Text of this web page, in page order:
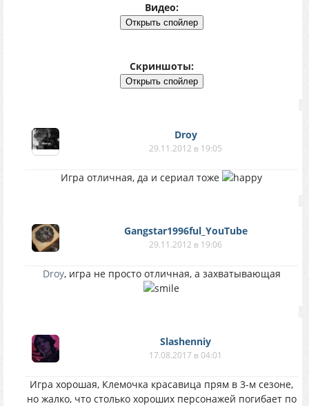
Видео:
Скриншоты:
Droy
29.11.2012 в 19:05
Игра отличная, да и сериал тоже
Gangstar1996ful_YouTube
29.11.2012 в 19:06
Droy, игра не просто отличная, а захватывающая
Slashenniy
17.08.2017 в 04:01
Игра хорошая, Клемочка красавица прям в 3-м сезоне,
но жалко, что столько хороших персонажей погибает по